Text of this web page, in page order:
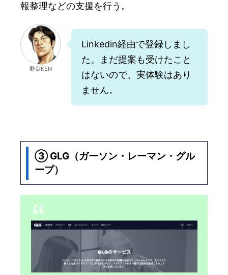
報整理などの支援を行う。
野良KEN
Linkedin経由で登録しまし
た。まだ提案も受けたこと
はないので、実体験はあり
ません。
③ GLG（ガーソン・レーマン・グル
ープ）